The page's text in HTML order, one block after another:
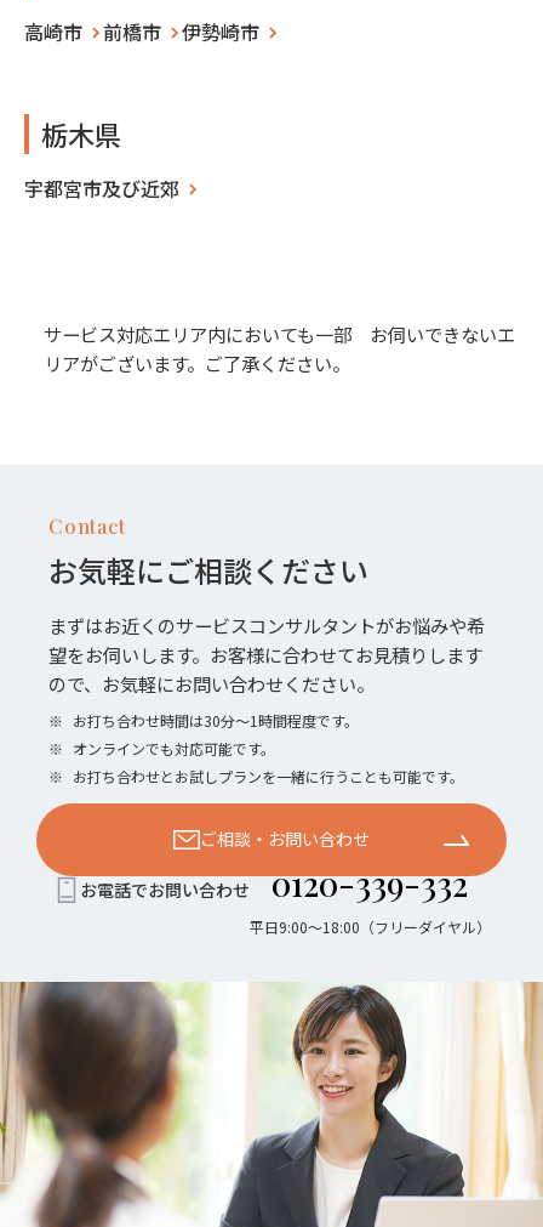
高崎市 前橋市 伊勢崎市
栃木県
宇都宮市及び近郊
サービス対応エリア内においても一部 お伺いできないエ
リアがございます。ご了承ください。
Contact
お気軽にご相談ください
まずはお近くのサービスコンサルタントがお悩みや希
望をお伺いします。お客様に合わせてお見積りします
ので、お気軽にお問い合わせください。
※ お打ち合わせ時間は30分〜1時間程度です。
※ オンラインでも対応可能です。
※ お打ち合わせとお試しプランを一緒に行うことも可能です。
ご相談・お問い合わせ
お電話でお問い合わせ 0120-339-332
平日9:00〜18:00（フリーダイヤル）